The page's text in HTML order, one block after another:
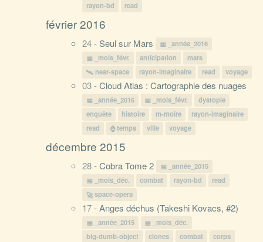
rayon-bd
read
février 2016
24 -Seul sur Mars
_année_2016
_mois_févr.
anticipation
mars
near-space
rayon-imaginaire read voyage
03 -Cloud Atlas : Cartographie des nuages
_année_2016 _mois_févr.
dystopie
enquête
histoire m-moire
rayon-imaginaire
read
temps ville voyage
décembre 2015
28 -Cobra Tome 2
_année_2015
_mois_déc.
combat rayon-bd
read
space-opera
17 -Anges déchus (Takeshi Kovacs, #2)
_année_2015
_mois_déc.
big-dumb-object
clones combat
corps